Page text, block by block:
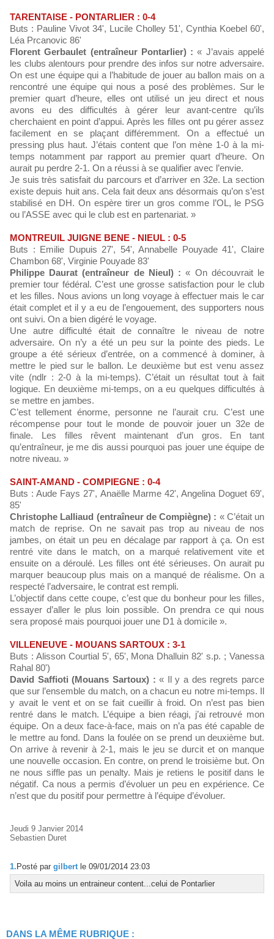
TARENTAISE - PONTARLIER : 0-4
Buts : Pauline Vivot 34', Lucile Cholley 51', Cynthia Koebel 60',
Léa Prcanovic 86'
Florent Gerbaulet (entraîneur Pontarlier) :« J’avais appelé
les clubs alentours pour prendre des infos sur notre adversaire.
On est une équipe qui a l’habitude de jouer au ballon mais on a
rencontré une équipe qui nous a posé des problèmes. Sur le
premier quart d’heure, elles ont utilisé un jeu direct et nous
avons eu des difficultés à gérer leur avant-centre qu’ils
cherchaient en point d’appui. Après les filles ont pu gérer assez
facilement en se plaçant différemment. On a effectué un
pressing plus haut. J’étais content que l’on mène 1-0 à la mi-
temps notamment par rapport au premier quart d’heure. On
aurait pu perdre 2-1. On a réussi à se qualifier avec l’envie.
Je suis très satisfait du parcours et d’arriver en 32e. La section
existe depuis huit ans. Cela fait deux ans désormais qu’on s’est
stabilisé en DH. On espère tirer un gros comme l’OL, le PSG
ou l’ASSE avec qui le club est en partenariat. »
MONTREUIL JUIGNE BENE - NIEUL : 0-5
Buts : Emilie Dupuis 27', 54', Annabelle Pouyade 41', Claire
Chambon 68', Virginie Pouyade 83'
Philippe Daurat (entraîneur de Nieul) :« On découvrait le
premier tour fédéral. C’est une grosse satisfaction pour le club
et les filles. Nous avions un long voyage à effectuer mais le car
était complet et il y a eu de l’engouement, des supporters nous
ont suivi. On a bien digéré le voyage.
Une autre difficulté était de connaître le niveau de notre
adversaire. On n’y a été un peu sur la pointe des pieds. Le
groupe a été sérieux d’entrée, on a commencé à dominer, à
mettre le pied sur le ballon. Le deuxième but est venu assez
vite (ndlr : 2-0 à la mi-temps). C’était un résultat tout à fait
logique. En deuxième mi-temps, on a eu quelques difficultés à
se mettre en jambes.
C’est tellement énorme, personne ne l’aurait cru. C’est une
récompense pour tout le monde de pouvoir jouer un 32e de
finale. Les filles rêvent maintenant d’un gros. En tant
qu’entraîneur, je me dis aussi pourquoi pas jouer une équipe de
notre niveau. »
SAINT-AMAND - COMPIEGNE : 0-4
Buts : Aude Fays 27', Anaëlle Marme 42', Angelina Doguet 69',
85'
Christophe Lalliaud (entraîneur de Compiègne) : « C’était un
match de reprise. On ne savait pas trop au niveau de nos
jambes, on était un peu en décalage par rapport à ça. On est
rentré vite dans le match, on a marqué relativement vite et
ensuite on a déroulé. Les filles ont été sérieuses. On aurait pu
marquer beaucoup plus mais on a manqué de réalisme. On a
respecté l’adversaire, le contrat est rempli.
L’objectif dans cette coupe, c’est que du bonheur pour les filles,
essayer d’aller le plus loin possible. On prendra ce qui nous
sera proposé mais pourquoi jouer une D1 à domicile ».
VILLENEUVE - MOUANS SARTOUX : 3-1
Buts : Alisson Courtial 5', 65', Mona Dhalluin 82' s.p. ; Vanessa
Rahal 80')
David Saffioti (Mouans Sartoux) :« Il y a des regrets parce
que sur l’ensemble du match, on a chacun eu notre mi-temps. Il
y avait le vent et on se fait cueillir à froid. On n’est pas bien
rentré dans le match. L’équipe a bien réagi, j’ai retrouvé mon
équipe. On a deux face-à-face, mais on n’a pas été capable de
le mettre au fond. Dans la foulée on se prend un deuxième but.
On arrive à revenir à 2-1, mais le jeu se durcit et on manque
une nouvelle occasion. En contre, on prend le troisième but. On
ne nous siffle pas un penalty. Mais je retiens le positif dans le
négatif. Ca nous a permis d’évoluer un peu en expérience. Ce
n’est que du positif pour permettre à l’équipe d’évoluer.
Jeudi 9 Janvier 2014
Sebastien Duret
1. Posté par gilbert le 09/01/2014 23:03
Voila au moins un entraineur content...celui de Pontarlier
DANS LA MÊME RUBRIQUE :